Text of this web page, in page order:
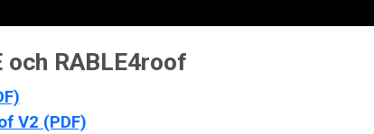
och RABLE4roof
V2 (PDF)